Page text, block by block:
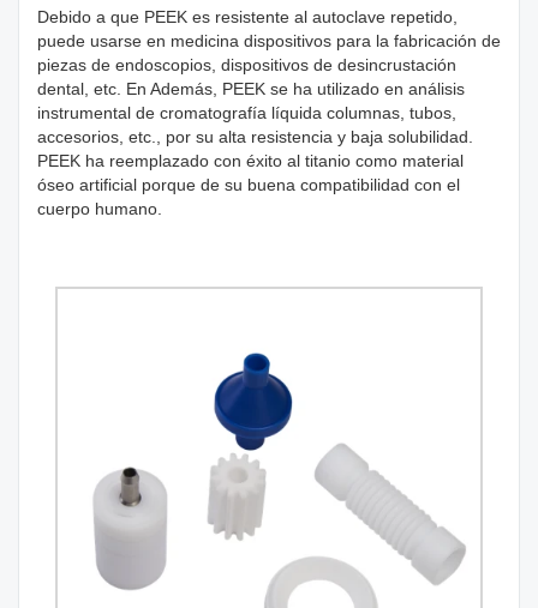
Debido a que PEEK es resistente al autoclave repetido,
puede usarse en medicina dispositivos para la fabricación de
piezas de endoscopios, dispositivos de desincrustación
dental, etc. En Además, PEEK se ha utilizado en análisis
instrumental de cromatografía líquida columnas, tubos,
accesorios, etc., por su alta resistencia y baja solubilidad.
PEEK ha reemplazado con éxito al titanio como material
óseo artificial porque de su buena compatibilidad con el
cuerpo humano.